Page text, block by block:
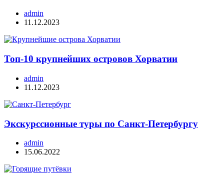
admin
11.12.2023
Топ-10 крупнейших островов Хорватии
admin
11.12.2023
Экскурссионные туры по Санкт-Петербургу
admin
15.06.2022